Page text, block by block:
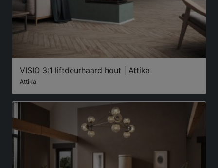
VISIO 3:1 liftdeurhaard hout | Attika
Attika